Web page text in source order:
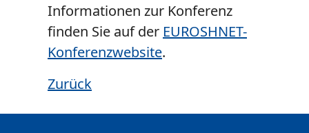
Informationen zur Konferenz
finden Sie auf der EUROSHNET-
Konferenzwebsite.
Zurück